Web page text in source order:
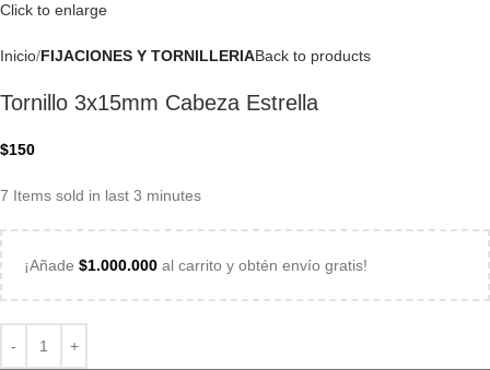
Click to enlarge
Inicio FIJACIONES Y TORNILLERIABack to products
Tornillo 3x15mm Cabeza Estrella
$150
7 Items sold in last 3 minutes
¡Añade $1.000.000 al carrito y obtén envío gratis!